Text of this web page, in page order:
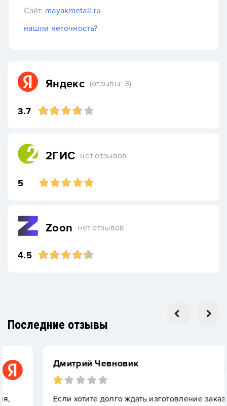
Сайт: mayakmetall.ru
нашли неточность?
Яндекс (отзывы: 3)
3.7
2ГИС нет отзывов
5
Zoon нет отзывов
4.5
Последние отзывы
Дмитрий Чевновик
Если хотите долго ждать изготовление заказа, то